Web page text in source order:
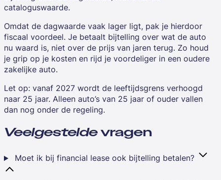
cataloguswaarde.
Omdat de dagwaarde vaak lager ligt, pak je hierdoor
fiscaal voordeel. Je betaalt bijtelling over wat de auto
nu waard is, niet over de prijs van jaren terug. Zo houd
je grip op je kosten en rijd je voordeliger in een oudere
zakelijke auto.
Let op: vanaf 2027 wordt de leeftijdsgrens verhoogd
naar 25 jaar. Alleen auto’s van 25 jaar of ouder vallen
dan nog onder de regeling.
Veelgestelde vragen
Moet ik bij financial lease ook bijtelling betalen?